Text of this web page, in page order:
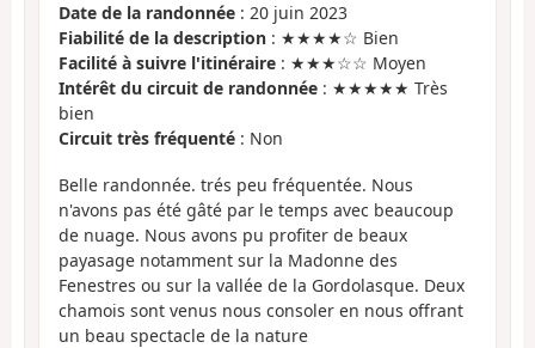
Date de la randonnée : 20 juin 2023
Fiabilité de la description : ★★★★☆ Bien
Facilité à suivre l'itinéraire : ★★★☆☆ Moyen
Intérêt du circuit de randonnée : ★★★★★ Très
bien
Circuit très fréquenté : Non
Belle randonnée. trés peu fréquentée. Nous
n'avons pas été gâté par le temps avec beaucoup
de nuage. Nous avons pu profiter de beaux
payasage notamment sur la Madonne des
Fenestres ou sur la vallée de la Gordolasque. Deux
chamois sont venus nous consoler en nous offrant
un beau spectacle de la nature